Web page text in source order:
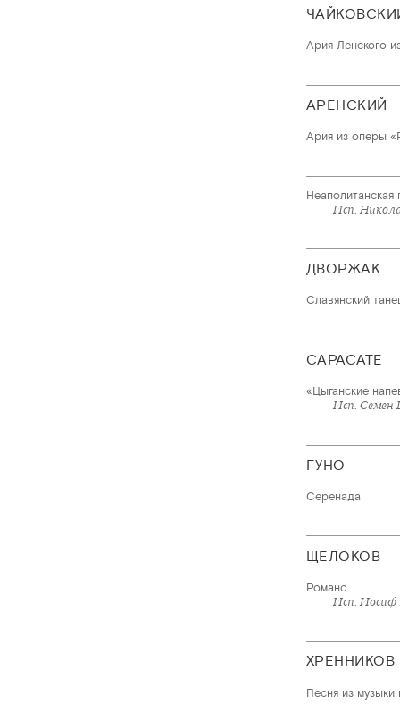
Ария Ленского
АРЕНСКИЙ
Ария из оперы
Неаполитанская
Исп.
ДВОРЖАК
Славянский
САРАСАТЕ
«Цыганские
Исп. Семен
ГУНО
Серенада
ЩЕЛОКОВ
Романс
Исп. Иосиф
ХРЕННИКОВ
Песня из